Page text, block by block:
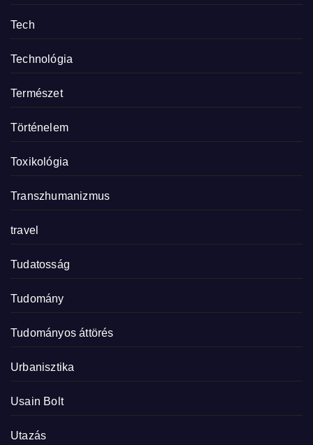
Tech
Technológia
Természet
Történelem
Toxikológia
Transzhumanizmus
travel
Tudatosság
Tudomány
Tudományos áttörés
Urbanisztika
Usain Bolt
Utazás